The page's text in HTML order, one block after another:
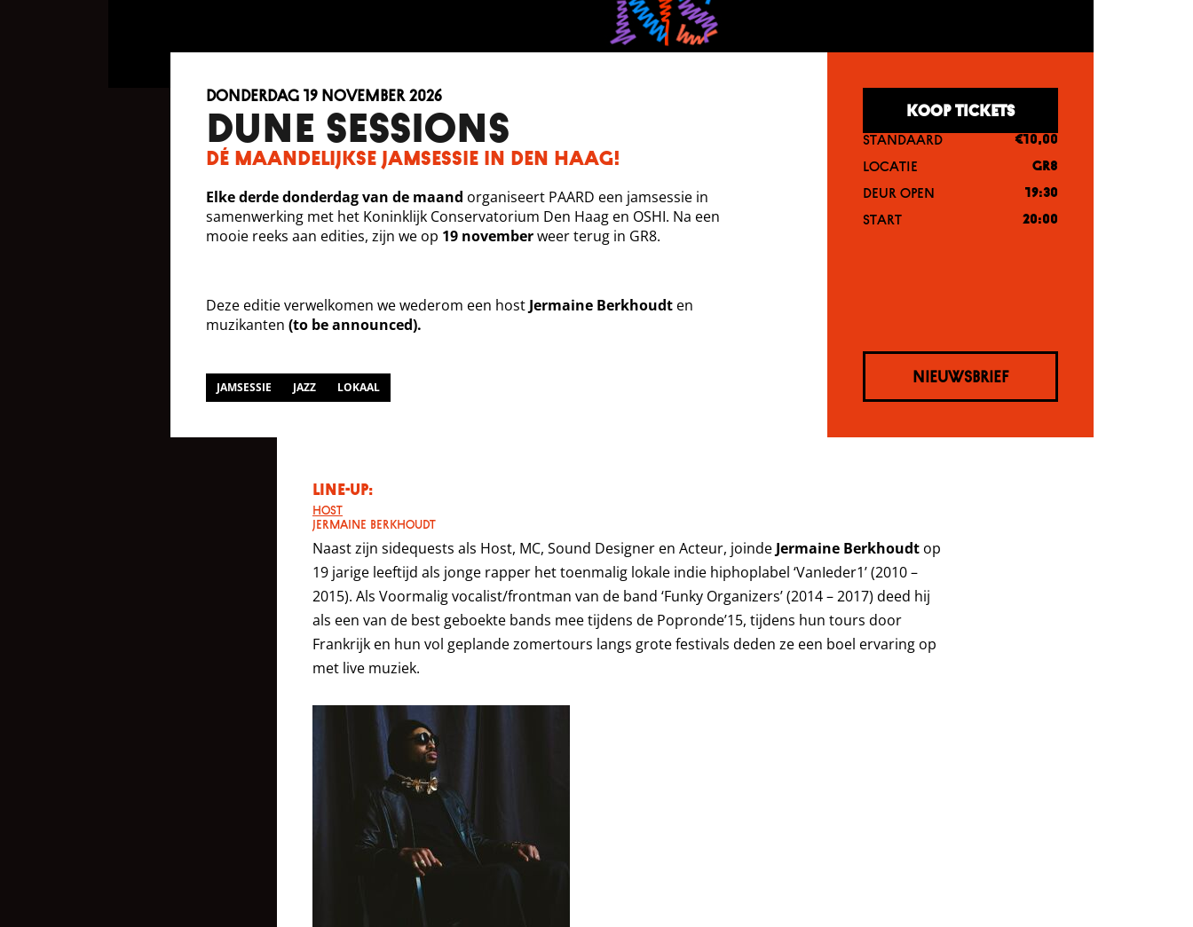
DUNE SESSIONS
Dé maandelijkse jamsessie in Den Haag!
donderdag 19 november 2026
Elke derde donderdag van de maand organiseert PAARD een jamsessie in
samenwerking met het Koninklijk Conservatorium Den Haag en OSHI. Na een
mooie reeks aan edities, zijn we op 19 novemberweer terug in GR8.
Deze editie verwelkomen we wederom een host Jermaine Berkhoudt en
muzikanten (to be announced).
JAMSESSIE JAZZ LOKAAL
KOOP TICKETS
STANDAARD €10,00
LOCATIE GR8
DEUR OPEN 19:30
START 20:00
NIEUWSBRIEF
LINE-UP:
HOST
JERMAINE BERKHOUDT
Naast zijn sidequests als Host, MC, Sound Designer en Acteur, joinde Jermaine Berkhoudt op
19 jarige leeftijd als jonge rapper het toenmalig lokale indie hiphoplabel ‘VanIeder1’ (2010 –
2015). Als Voormalig vocalist/frontman van de band ‘Funky Organizers’ (2014 – 2017) deed hij
als een van de best geboekte bands mee tijdens de Popronde’15, tijdens hun tours door
Frankrijk en hun vol geplande zomertours langs grote festivals deden ze een boel ervaring op
met live muziek.